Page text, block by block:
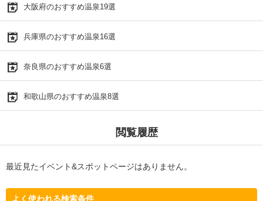
大阪府のおすすめ温泉19選
兵庫県のおすすめ温泉16選
奈良県のおすすめ温泉6選
和歌山県のおすすめ温泉8選
閲覧履歴
最近見たイベント&スポットページはありません。
よく使われる検索条件